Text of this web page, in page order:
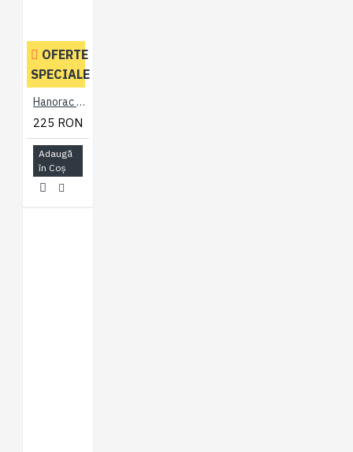
OFERTE
SPECIALE
Hanorac Fleece Negru - HANORAC FLEECE ZIP THRU BLACK - 2XL 3XL 4XL 5XL 6XL 7XL
225 RON
Adaugă
în Coş